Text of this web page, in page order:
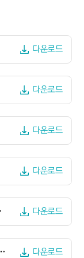
다운로드
다운로드
다운로드
다운로드
소스) 다운로드
설정을 위한 소스 다운로드